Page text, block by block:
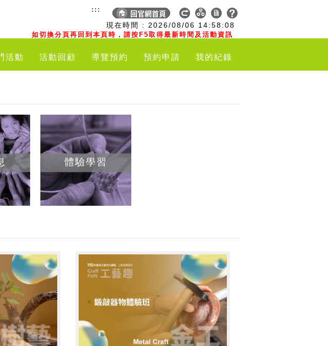
現在時間 : 2026/08/06 14:58:09
如切換分頁再回到本頁時，請按F5取得最新時間及活動資訊
:::
活動 活動回顧 導覽預約 預約申請 我的紀錄
體驗學習